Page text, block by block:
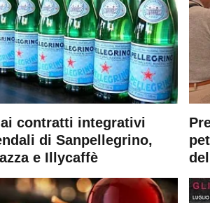
contratti integrativi
di Sanpellegrino,
e Illycaffè